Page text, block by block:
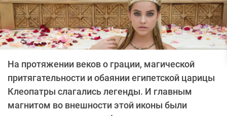
На протяжении веков о грации, магической
притягательности и обаянии египетской царицы
Клеопатры слагались легенды. И главным
магнитом во внешности этой иконы были